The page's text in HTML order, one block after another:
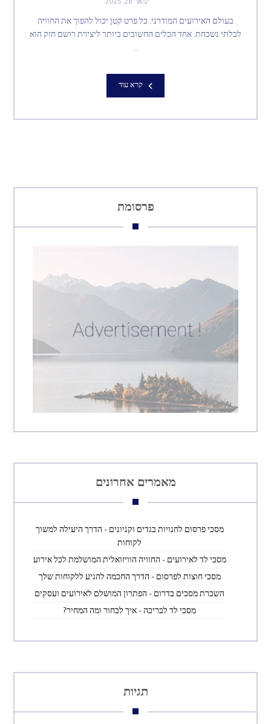
ינואר 26, 2025
בעולם האירועים המודרני, כל פרט קטן יכול להפוך את החוויה
לבלתי נשכחת. אחד הכלים החשובים ביותר ליצירת רושם חזק הוא
...
קרא עוד
פרסומת
מאמרים אחרונים
מסכי פרסום לחנויות בגדים וקניונים – הדרך היעילה למשוך
לקוחות
מסכי לד לאירועים – החוויה הוויזואלית המושלמת לכל אירוע
מסכי חוצות לפרסום – הדרך החכמה להגיע ללקוחות שלך
השכרת מסכים בדרום – הפתרון המושלם לאירועים ועסקים
מסכי לד לבריכה – איך לבחור ומה המחיר?
תגיות